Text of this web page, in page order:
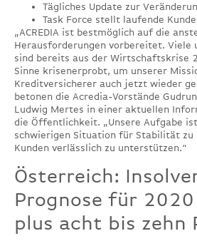
Tägliches Update zur
Task Force stellt laufende
„ACREDIA ist bestmöglich auf die
Herausforderungen vorbereitet.
sind bereits aus der Wirtschaftskrise
Sinne krisenerprobt, um unserer
Kreditversicherer auch jetzt wieder
betonen die Acredia-Vorstände
Ludwig Mertes in einer aktuellen
die Öffentlichkeit. „Unsere Aufgabe
schwierigen Situation für Stabilität zu
Kunden verlässlich zu unterstützen.“
Österreich:
Prognose für
plus acht bis zehn